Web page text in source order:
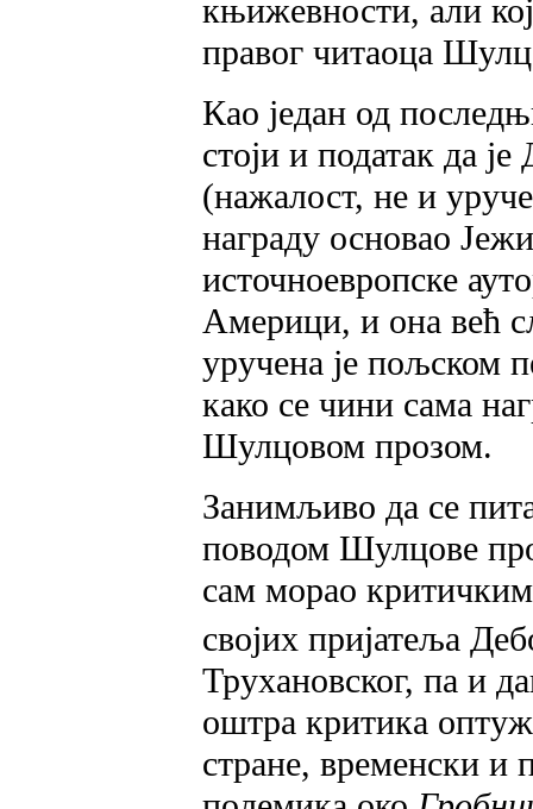
књижевности, али
правог читаоца
Као један од
стоји и податак да
(нажалост, не и
награду основао
источноевропске
Америци, и она већ
уручена је пољском
како се чини сама
Шулцовом прозом.
Занимљиво да се
поводом Шулцове
сам морао
својих пријатеља
Трухановског, па и
оштра критика
стране, временски и